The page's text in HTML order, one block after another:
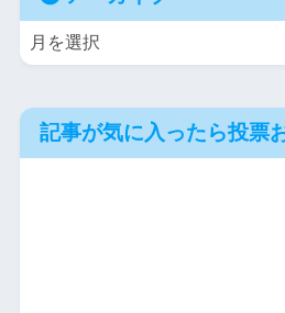
記事が気に入ったら投票